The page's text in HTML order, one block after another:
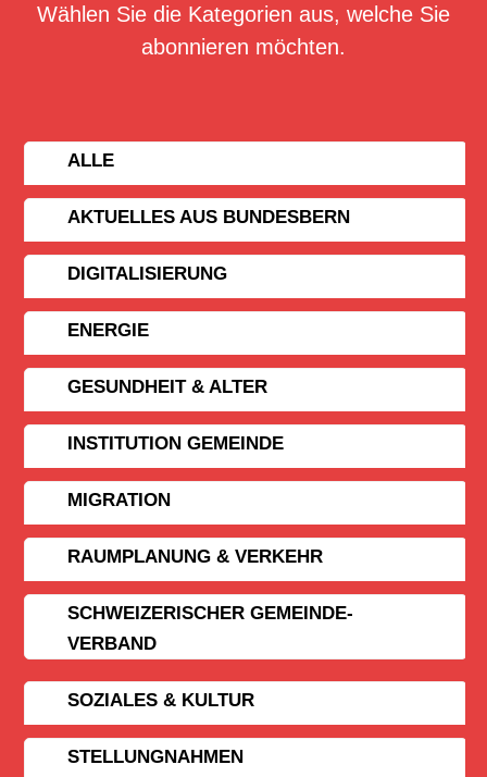
Wählen Sie die Kategorien aus, welche Sie
abonnieren möchten.
ALLE
AKTUELLES AUS BUNDESBERN
DIGITALISIERUNG
ENERGIE
GESUNDHEIT & ALTER
INSTITUTION GEMEINDE
MIGRATION
RAUMPLANUNG & VERKEHR
SCHWEIZERISCHER GEMEINDE­
VERBAND
SOZIALES & KULTUR
STELLUNGNAHMEN